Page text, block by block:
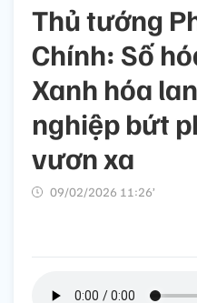
Thủ tướng
Chính: Số
Xanh hóa
nghiệp bứt
vươn xa
09/02/2026 11:26’